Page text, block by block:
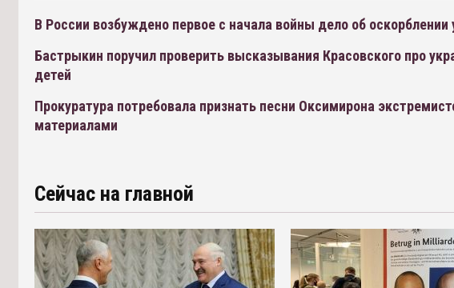
В России возбуждено первое с начала войны дело об оскорблении
Бастрыкин поручил проверить высказывания Красовского про
детей
Прокуратура потребовала признать песни Оксимирона
материалами
Сейчас на главной